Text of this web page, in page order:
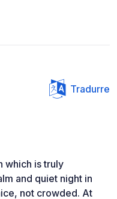
Tradurre
which is truly
and quiet night in
not crowded. At